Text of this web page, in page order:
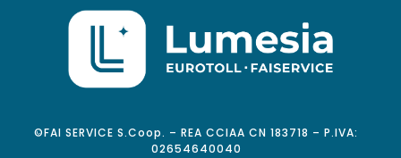
©FAI SERVICE S.Coop. – REA CCIAA CN 183718 – P.IVA:
02654640040